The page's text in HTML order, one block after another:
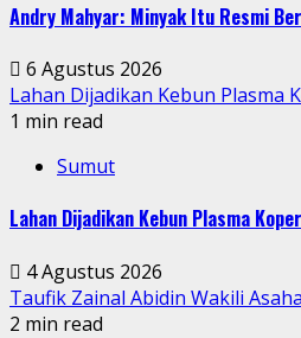
Andry Mahyar: Minyak Itu Resmi
6 Agustus 2026
Lahan Dijadikan Kebun Plasma
1 min read
Sumut
Lahan Dijadikan Kebun Plasma
4 Agustus 2026
Taufik Zainal Abidin Wakili
2 min read